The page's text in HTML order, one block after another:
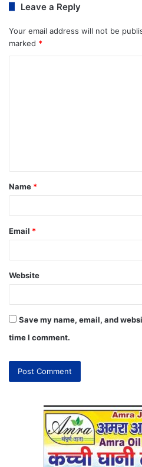
Leave a Reply
Your email address will not be
marked *
Name *
Email *
Website
Save my name, email, and
time I comment.